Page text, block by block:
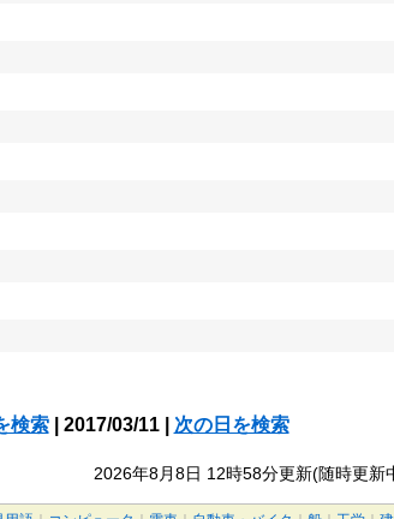
検索| 2017/03/11 | 次の日を検索
2026年8月8日 12時58分更新(随時更新